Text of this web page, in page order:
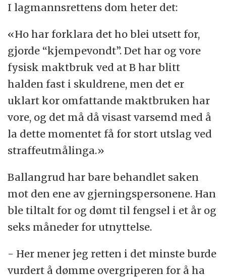
I lagmannsrettens dom heter det:
«Ho har forklara det ho blei utsett for,
gjorde “kjempevondt”. Det har og vore
fysisk maktbruk ved at B har blitt
halden fast i skuldrene, men det er
uklart kor omfattande maktbruken har
vore, og det må då visast varsemd med å
la dette momentet få for stort utslag ved
straffeutmålinga.»
Ballangrud har bare behandlet saken
mot den ene av gjerningspersonene. Han
ble tiltalt for og dømt til fengsel i et år og
seks måneder for utnyttelse.
- Her mener jeg retten i det minste burde
vurdert å dømme overgriperen for å ha